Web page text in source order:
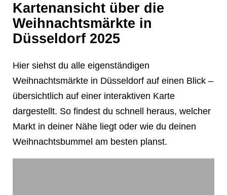
Kartenansicht über die
Weihnachtsmärkte in
Düsseldorf 2025
Hier siehst du alle eigenständigen
Weihnachtsmärkte in Düsseldorf auf einen Blick –
übersichtlich auf einer interaktiven Karte
dargestellt. So findest du schnell heraus, welcher
Markt in deiner Nähe liegt oder wie du deinen
Weihnachtsbummel am besten planst.